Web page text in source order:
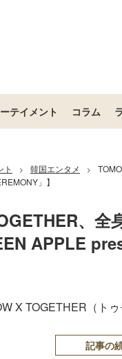
テイメント コラム
ト > 韓国エンタメ >
」】
、
APPLE
X TOGETHER（ト
記事の